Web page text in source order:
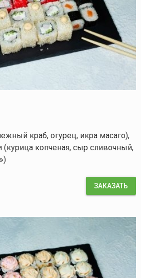
краб, огурец, икра масаго),
(курица копченая, сыр сливочный,
ЗАКАЗАТЬ